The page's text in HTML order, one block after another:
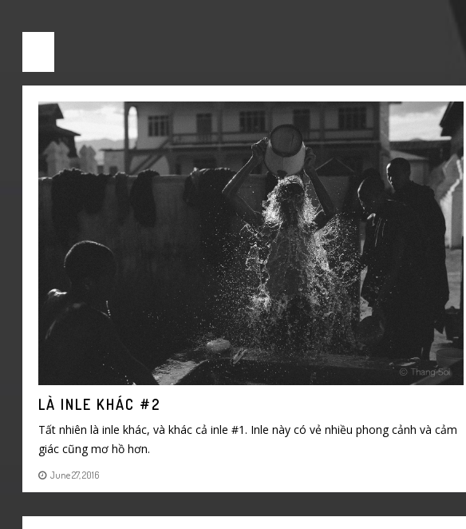
LÀ INLE KHÁC #2
Tất nhiên là inle khác, và khác cả inle #1. Inle này có vẻ nhiều phong cảnh và cảm
giác cũng mơ hồ hơn.
June 27, 2016